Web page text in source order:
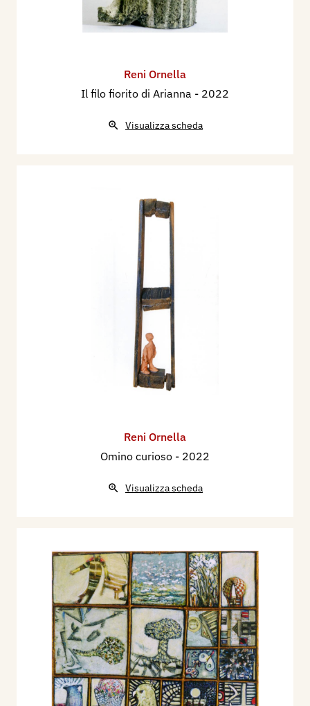
Reni Ornella
Il filo fiorito di Arianna - 2022
Visualizza scheda
Reni Ornella
Omino curioso - 2022
Visualizza scheda